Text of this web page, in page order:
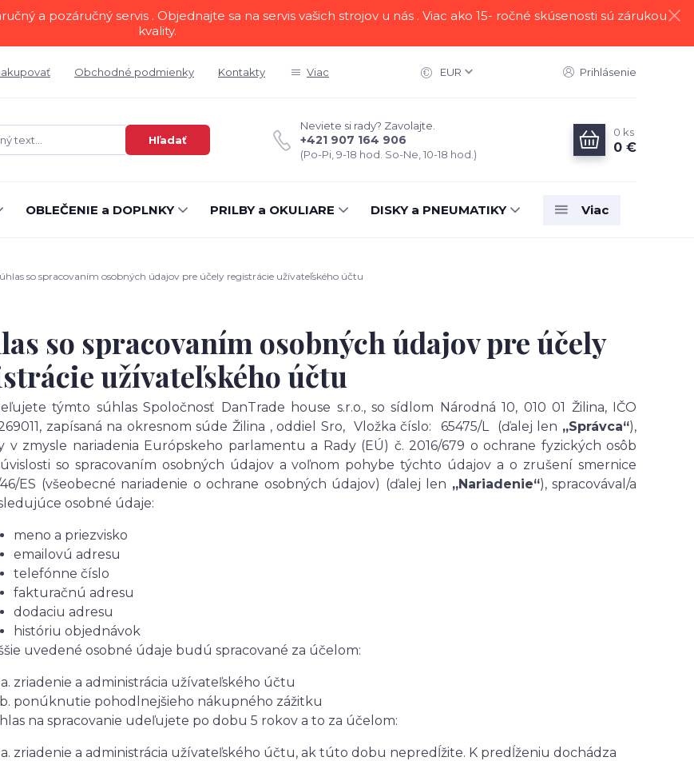
a pozáručný servis . Objednajte sa na servis vašich strojov u nás . Viac ako 15- ročné skúsenosti sú zárukou
kvality.
Obchodné podmienky Kontakty Viac EUR Prihlásenie
Hľadať
Neviete si rady? Zavolajte.
+421 907 164 906
(Po-Pi, 9-18 hod. So-Ne, 10-18 hod.)
0 ks
0 €
OBLEČENIE a DOPLNKY PRILBY a OKULIARE DISKY a PNEUMATIKY Viac
so spracovaním osobných údajov pre účely registrácie užívateľského účtu
so spracovaním osobných údajov pre účely
užívateľského účtu
týmto súhlas Spoločnosť DanTrade house s.r.o., so sídlom Národná 10, 010 01 Žilina, IČO
zapísaná na okresnom súde Žilina , oddiel Sro, Vložka číslo: 65475/L(ďalej len „Správca“),
v zmysle nariadenia Európskeho parlamentu a Rady (EÚ) č. 2016/679 o ochrane fyzických osôb
so spracovaním osobných údajov a voľnom pohybe týchto údajov a o zrušení smernice
ES (všeobecné nariadenie o ochrane osobných údajov) (ďalej len „Nariadenie“), spracovával/a
osobné údaje:
meno a priezvisko
emailovú adresu
telefónne číslo
fakturačnú adresu
dodaciu adresu
históriu objednávok
uvedené osobné údaje budú spracované za účelom:
zriadenie a administrácia užívateľského účtu
ponúknutie pohodlnejšieho nákupného zážitku
na spracovanie udeľujete po dobu 5 rokov a to za účelom:
zriadenie a administrácia užívateľského účtu, ak túto dobu nepredĺžite. K predĺženiu dochádza